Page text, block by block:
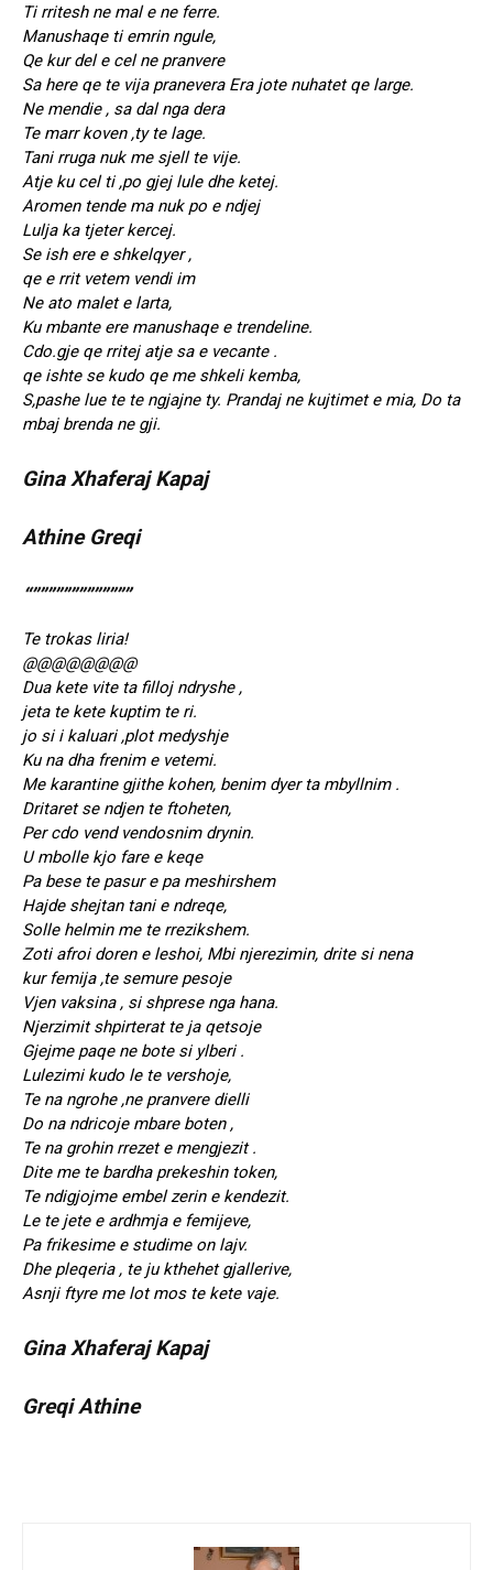
Ti rritesh ne mal e ne ferre.
Manushaqe ti emrin ngule,
Qe kur del e cel ne pranvere
Sa here qe te vija pranevera Era jote nuhatet qe large.
Ne mendie , sa dal nga dera
Te marr koven ,ty te lage.
Tani rruga nuk me sjell te vije.
Atje ku cel ti ,po gjej lule dhe ketej.
Aromen tende ma nuk po e ndjej
Lulja ka tjeter kercej.
Se ish ere e shkelqyer ,
qe e rrit vetem vendi im
Ne ato malet e larta,
Ku mbante ere manushaqe e trendeline.
Cdo.gje qe rritej atje sa e vecante .
qe ishte se kudo qe me shkeli kemba,
S,pashe lue te te ngjajne ty. Prandaj ne kujtimet e mia, Do ta
mbaj brenda ne gji.
Gina Xhaferaj Kapaj
Athine Greqi
“”””””””””””””
Te trokas liria!
@@@@@@@@
Dua kete vite ta filloj ndryshe ,
jeta te kete kuptim te ri.
jo si i kaluari ,plot medyshje
Ku na dha frenim e vetemi.
Me karantine gjithe kohen, benim dyer ta mbyllnim .
Dritaret se ndjen te ftoheten,
Per cdo vend vendosnim drynin.
U mbolle kjo fare e keqe
Pa bese te pasur e pa meshirshem
Hajde shejtan tani e ndreqe,
Solle helmin me te rrezikshem.
Zoti afroi doren e leshoi, Mbi njerezimin, drite si nena
kur femija ,te semure pesoje
Vjen vaksina , si shprese nga hana.
Njerzimit shpirterat te ja qetsoje
Gjejme paqe ne bote si ylberi .
Lulezimi kudo le te vershoje,
Te na ngrohe ,ne pranvere dielli
Do na ndricoje mbare boten ,
Te na grohin rrezet e mengjezit .
Dite me te bardha prekeshin token,
Te ndigjojme embel zerin e kendezit.
Le te jete e ardhmja e femijeve,
Pa frikesime e studime on lajv.
Dhe pleqeria , te ju kthehet gjallerive,
Asnji ftyre me lot mos te kete vaje.
Gina Xhaferaj Kapaj
Greqi Athine